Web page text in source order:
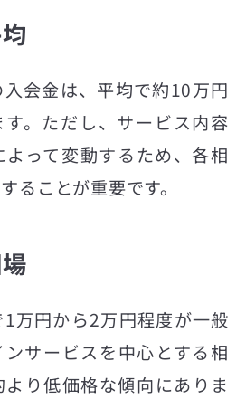
会金は、平均で約10万円
。ただし、サービス内容
って変動するため、各相
ることが重要です。
万円から2万円程度が一般
サービスを中心とする相
り低価格な傾向にありま